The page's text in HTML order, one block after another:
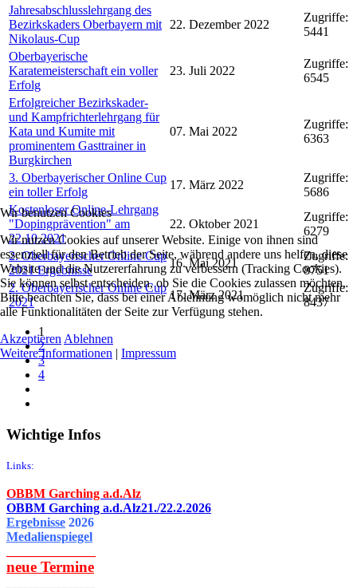
Jahresabschlusslehrgang des
Bezirkskaders Oberbayern mit
Nikolaus-Cup
22. Dezember 2022
Zugriffe:
5441
Oberbayerische
Karatemeisterschaft ein voller
Erfolg
23. Juli 2022
Zugriffe:
6545
Erfolgreicher Bezirkskader-
und Kampfrichterlehrgang für
Kata und Kumite mit
prominentem Gasttrainer in
Burgkirchen
07. Mai 2022
Zugriffe:
6363
3. Oberbayerischer Online Cup
ein toller Erfolg
17. März 2022
Zugriffe:
5686
Kostenloser Online-Lehrgang
"Dopingprävention" am
22.10.2021
22. Oktober 2021
Zugriffe:
6279
2. Oberbayerischer Online Cup
2021 Ergebnisse
16. Mai 2021
Zugriffe:
8751
2. Oberbayerischer Online Cup
2021
17. März 2021
Zugriffe:
8437
1
2
3
4
Wichtige Infos
Links:
OBBM Garching a.d.Alz
OBBM Garching a.d.Alz21./22.2.2026
Ergebnisse 2026
Medalienspiegel
neue Termine
Wir benutzen Cookies
Wir nutzen Cookies auf unserer Website. Einige von ihnen sind
essenziell für den Betrieb der Seite, während andere uns helfen, diese
Website und die Nutzererfahrung zu verbessern (Tracking Cookies).
Sie können selbst entscheiden, ob Sie die Cookies zulassen möchten.
Bitte beachten Sie, dass bei einer Ablehnung womöglich nicht mehr
alle Funktionalitäten der Seite zur Verfügung stehen.
Akzeptieren Ablehnen
Weitere Informationen | Impressum